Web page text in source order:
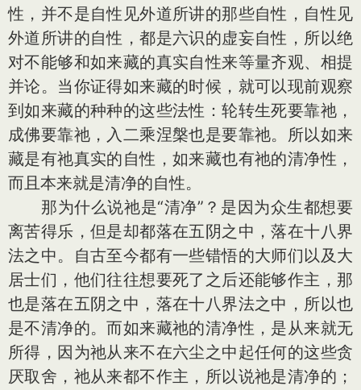
性，并不是自性见外道所讲的那些自性，自性见
外道所讲的自性，都是六识的虚妄自性，所以绝
对不能够和如来藏的真实自性来等量齐观、相提
并论。当你证得如来藏的时候，就可以现前观察
到如来藏的种种的这些法性：轮转生死要靠祂，
成佛要靠祂，入二乘涅槃也是要靠祂。所以如来
藏是有祂真实的自性，如来藏也有祂的清净性，
而且本来就是清净的自性。
那为什么说祂是“清净”？是因为众生都想要
离苦得乐，但是却都落在五阴之中，落在十八界
法之中。自古至今都有一些错悟的大师们以及大
居士们，他们往往想要死了之后还能够作主，那
也是落在五阴之中，落在十八界法之中，所以也
是不清净的。而如来藏祂的清净性，是从来就无
所得，因为祂从来不在六尘之中起任何的这些贪
厌取舍，祂从来都不作主，所以说祂是清净的；